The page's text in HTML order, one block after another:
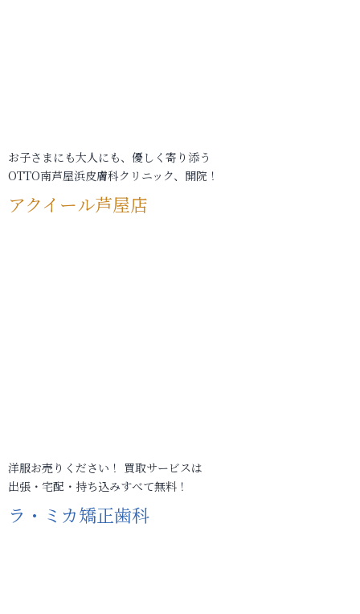
お子さまにも大人にも、優しく寄り添う
OTTO南芦屋浜皮膚科クリニック、開院！
アクイール芦屋店
洋服お売りください！ 買取サービスは
出張・宅配・持ち込みすべて無料！
ラ・ミカ矯正歯科